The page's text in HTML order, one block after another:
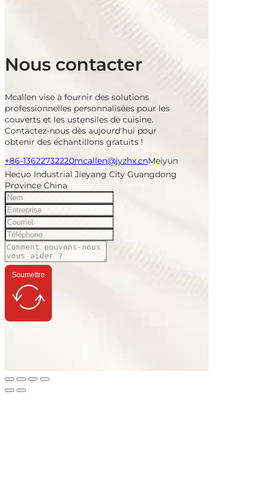
Nous contacter
Mcallen vise à fournir des solutions
professionnelles personnalisées pour les
couverts et les ustensiles de cuisine.
Contactez-nous dès aujourd'hui pour
obtenir des échantillons gratuits !
+86-13622732220mcallen@jyzhx.cnMeiyun
Hecuo Industrial Jieyang City Guangdong
Province China
Soumettre